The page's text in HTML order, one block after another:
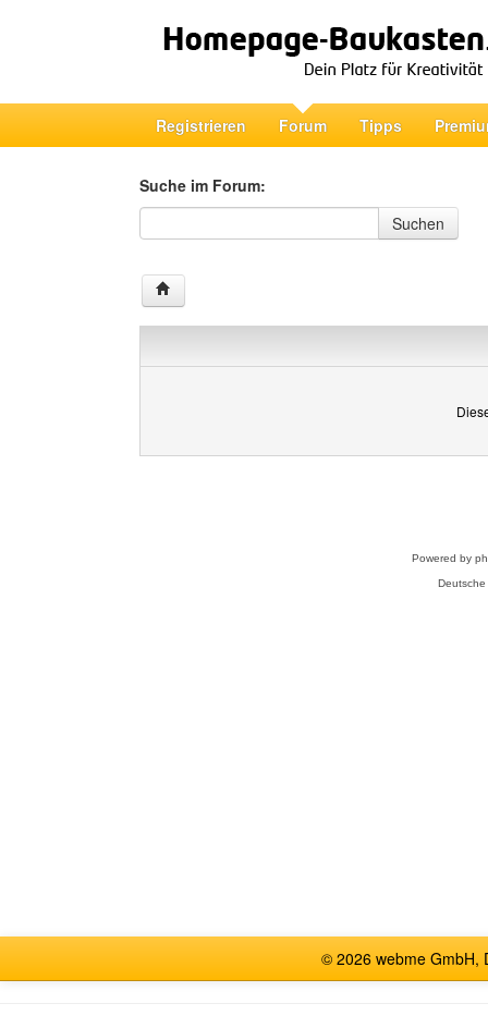
Registrieren Forum Tipps
Suche im Forum:
Suche im Forum
Suchen
Powered by
© 2026 webme GmbH,